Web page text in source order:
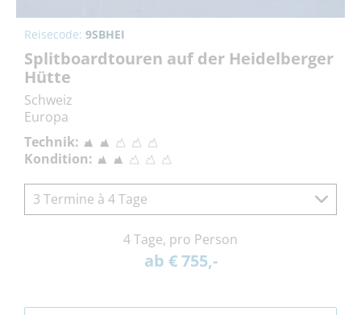
Reisecode: 9SBHEI
Splitboardtouren auf der Heidelberger
Hütte
Schweiz
Europa
Technik:
Kondition:
3 Termine à 4 Tage
4 Tage, pro Person
ab € 755,-